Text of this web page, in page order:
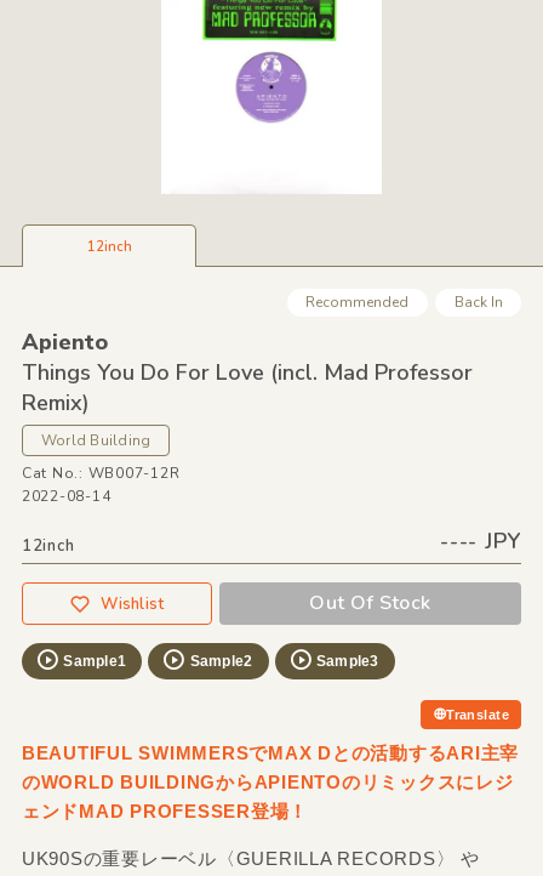
12inch
Recommended Back In
Apiento
Things You Do For Love (incl. Mad Professor
Remix)
World Building
Cat No.: WB007-12R
2022-08-14
12inch ---- JPY
Wishlist Out Of Stock
Sample1 Sample2 Sample3
Translate
BEAUTIFUL SWIMMERSでMAX Dとの活動するARI主宰
のWORLD BUILDINGからAPIENTOのリミックスにレジ
ェンドMAD PROFESSER登場！
UK90Sの重要レーベル〈GUERILLA RECORDS〉 や